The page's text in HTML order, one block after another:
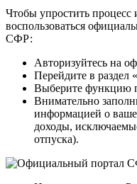
Чтобы упростить
воспользоваться
СФР:
Авторизуйтесь на
Перейдите в раздел
Выберите функцию
Внимательно
информацией о
доходы,
отпуска).